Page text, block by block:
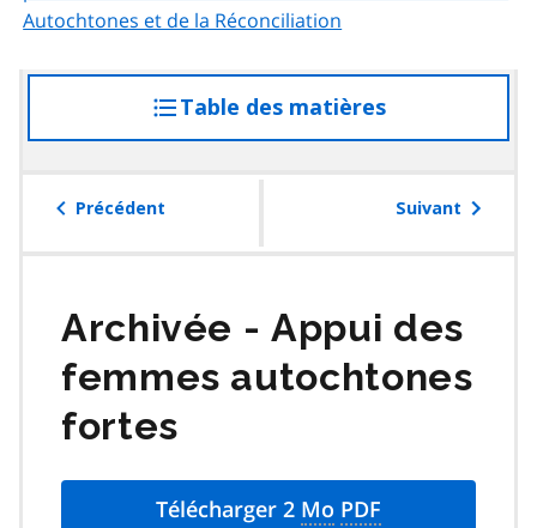
Autochtones et de la Réconciliation
Table des matières
à
table
Précédent Suivant
Appui des
femmes autochtones
fortes
Télécharger 2 Mo PDF